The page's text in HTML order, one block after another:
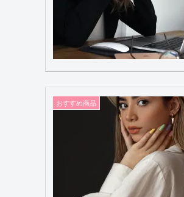
おすすめ商品